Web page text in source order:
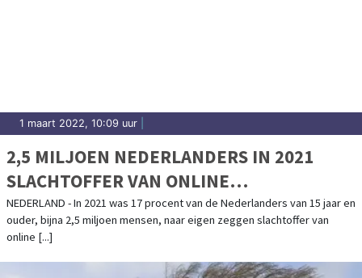
1 maart 2022, 10:09 uur
2,5 MILJOEN NEDERLANDERS IN 2021
SLACHTOFFER VAN ONLINE
CRIMINALITEIT
NEDERLAND - In 2021 was 17 procent van de Nederlanders van 15 jaar en
ouder, bijna 2,5 miljoen mensen, naar eigen zeggen slachtoffer van
online [...]